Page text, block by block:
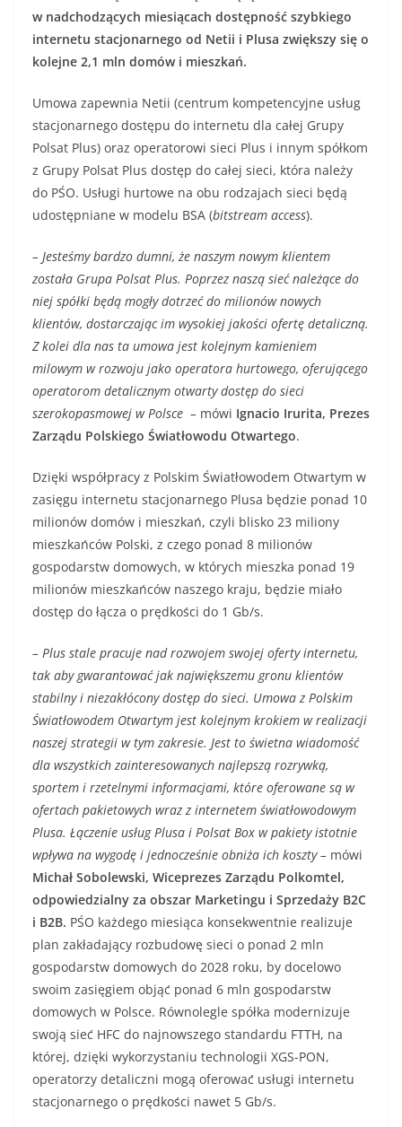
w nadchodzących miesiącach dostępność szybkiego
internetu stacjonarnego od Netii i Plusa zwiększy się o
kolejne 2,1 mln domów i mieszkań.
Umowa zapewnia Netii (centrum kompetencyjne usług
stacjonarnego dostępu do internetu dla całej Grupy
Polsat Plus) oraz operatorowi sieci Plus i innym spółkom
z Grupy Polsat Plus dostęp do całej sieci, która należy
do PŚO. Usługi hurtowe na obu rodzajach sieci będą
udostępniane w modelu BSA (bitstream access).
– Jesteśmy bardzo dumni, że naszym nowym klientem
została Grupa Polsat Plus. Poprzez naszą sieć należące do
niej spółki będą mogły dotrzeć do milionów nowych
klientów, dostarczając im wysokiej jakości ofertę detaliczną.
Z kolei dla nas ta umowa jest kolejnym kamieniem
milowym w rozwoju jako operatora hurtowego, oferującego
operatorom detalicznym otwarty dostęp do sieci
szerokopasmowej w Polsce – mówi Ignacio Irurita, Prezes
Zarządu Polskiego Światłowodu Otwartego.
Dzięki współpracy z Polskim Światłowodem Otwartym w
zasięgu internetu stacjonarnego Plusa będzie ponad 10
milionów domów i mieszkań, czyli blisko 23 miliony
mieszkańców Polski, z czego ponad 8 milionów
gospodarstw domowych, w których mieszka ponad 19
milionów mieszkańców naszego kraju, będzie miało
dostęp do łącza o prędkości do 1 Gb/s.
– Plus stale pracuje nad rozwojem swojej oferty internetu,
tak aby gwarantować jak największemu gronu klientów
stabilny i niezakłócony dostęp do sieci. Umowa z Polskim
Światłowodem Otwartym jest kolejnym krokiem w realizacji
naszej strategii w tym zakresie. Jest to świetna wiadomość
dla wszystkich zainteresowanych najlepszą rozrywką,
sportem i rzetelnymi informacjami, które oferowane są w
ofertach pakietowych wraz z internetem światłowodowym
Plusa. Łączenie usług Plusa i Polsat Box w pakiety istotnie
wpływa na wygodę i jednocześnie obniża ich koszty – mówi
Michał Sobolewski, Wiceprezes Zarządu Polkomtel,
odpowiedzialny za obszar Marketingu i Sprzedaży B2C
i B2B. PŚO każdego miesiąca konsekwentnie realizuje
plan zakładający rozbudowę sieci o ponad 2 mln
gospodarstw domowych do 2028 roku, by docelowo
swoim zasięgiem objąć ponad 6 mln gospodarstw
domowych w Polsce. Równolegle spółka modernizuje
swoją sieć HFC do najnowszego standardu FTTH, na
której, dzięki wykorzystaniu technologii XGS-PON,
operatorzy detaliczni mogą oferować usługi internetu
stacjonarnego o prędkości nawet 5 Gb/s.